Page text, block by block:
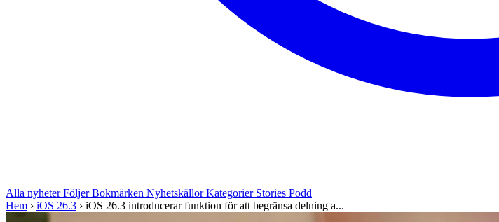
Alla nyheterFöljerBokmärken NyhetskällorKategorier Stories Podd
Hem › iOS 26.3 › iOS 26.3 introducerar funktion för att begränsa delning a...